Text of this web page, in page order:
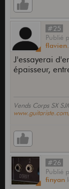
#25
Publié
J'essayerai
épaisseur,
Vends Corps SX
#26
Publié
finyan